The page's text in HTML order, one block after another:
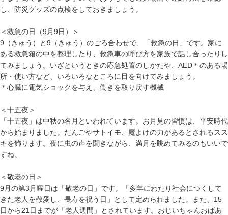
し、防災グッズの点検をしておきましょう。
＜救急の日（9月9日）＞
9（きゅう）と9（きゅう）のごろ合わせで、「救急の日」です。家に
ある救急箱の中を整理したり、救急車の呼び方を家族で話し合ったりし
てみましょう。いざというときの応急処置のしかたや、AED＊のある場
所・使い方など、いろいろなところに目を向けてみましょう。
＊心臓に電気ショックを与え、働きを取り戻す機械
＜十五夜＞
「十五夜」は中秋の名月といわれています。お月見の習慣は、平安時代
から始まりました。だんごやサトイモ、魔よけの力があるとされるスス
キを飾ります。夜に虫の声を聞きながら、満月を眺めてみるのもいいで
すね。
＜敬老の日＞
9月の第3月曜日は「敬老の日」です。「多年にわたり社会につくして
きた老人を敬愛し、長寿を祝う日」として定められました。また、15
日から21日までが「老人週間」とされています。おじいちゃんおばあ